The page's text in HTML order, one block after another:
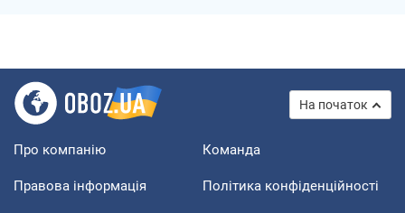
На початок
Про компанію Команда
Правова інформація Політика конфіденційності